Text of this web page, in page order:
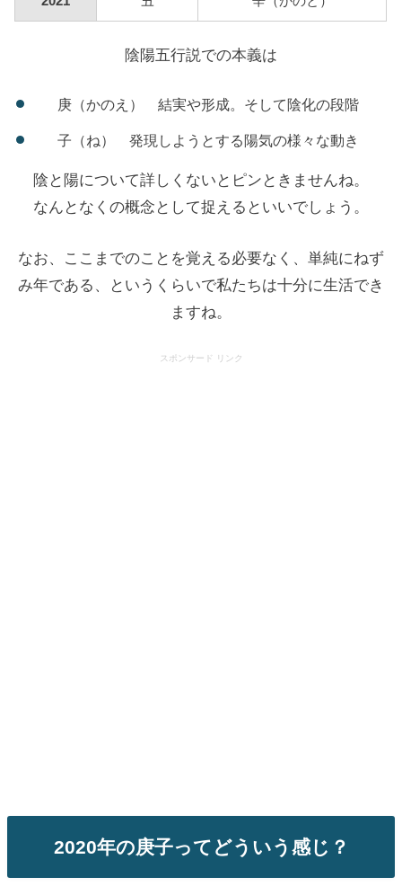
陰陽五行説での本義は
庚（かのえ） 結実や形成。そして陰化の段階
子（ね） 発現しようとする陽気の様々な動き
陰と陽について詳しくないとピンときませんね。
なんとなくの概念として捉えるといいでしょう。
なお、ここまでのことを覚える必要なく、単純にねず
み年である、というくらいで私たちは十分に生活でき
ますね。
スポンサード リンク
2020年の庚子ってどういう感じ？